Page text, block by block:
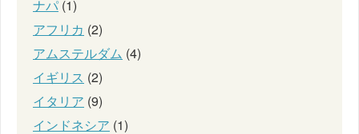
ナパ (1)
アフリカ (2)
アムステルダム (4)
イギリス (2)
イタリア (9)
インドネシア (1)